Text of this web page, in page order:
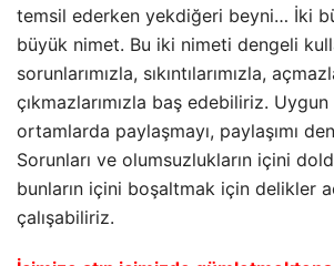
temsil ederken yekdiğeri beyni… İki
büyük nimet. Bu iki nimeti dengeli
sorunlarımızla, sıkıntılarımızla,
çıkmazlarımızla baş edebiliriz.
ortamlarda paylaşmayı, paylaşımı
Sorunları ve olumsuzlukların içini
bunların içini boşaltmak için delikler
çalışabiliriz.